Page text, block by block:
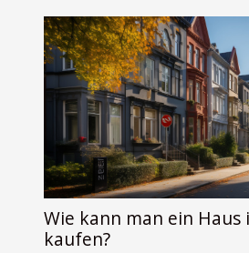
Wie kann man ein Haus
kaufen?